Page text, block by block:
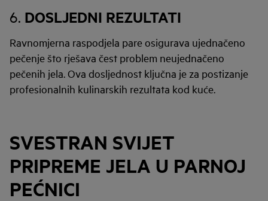
6. DOSLJEDNI REZULTATI
Ravnomjerna raspodjela pare osigurava ujednačeno
pečenje što rješava čest problem neujednačeno
pečenih jela. Ova dosljednost ključna je za postizanje
profesionalnih kulinarskih rezultata kod kuće.
SVESTRAN SVIJET
PRIPREME JELA U PARNOJ
PEĆNICI